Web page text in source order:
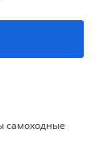
самоходные